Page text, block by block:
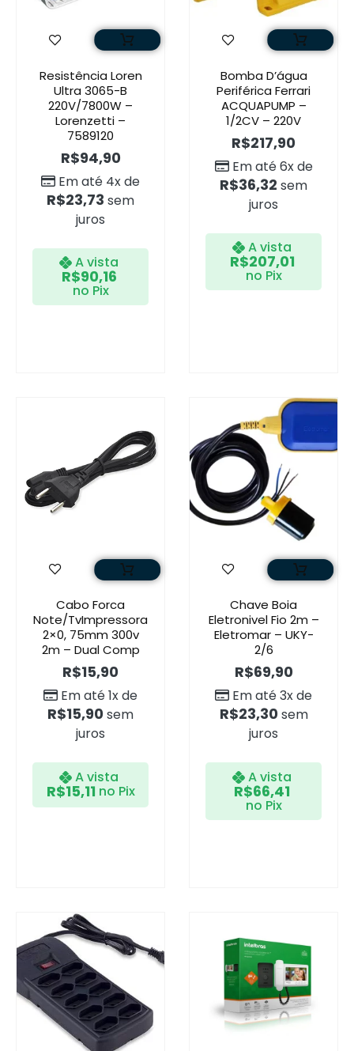
Resistência Loren
Ultra 3065-B
220V/7800W –
Lorenzetti –
7589120
R$94,90
Em até 4x de
R$23,73 sem
juros
A vista
R$90,16
no Pix
Bomba D’água
Periférica Ferrari
ACQUAPUMP –
1/2CV – 220V
R$217,90
Em até 6x de
R$36,32 sem
juros
A vista
R$207,01
no Pix
Cabo Forca
Note/TvImpressora
2×0, 75mm 300v
2m – Dual Comp
R$15,90
Em até 1x de
R$15,90 sem
juros
A vista
R$15,11 no Pix
Chave Boia
Eletronivel Fio 2m –
Eletromar – UKY-
2/6
R$69,90
Em até 3x de
R$23,30 sem
juros
A vista
R$66,41
no Pix